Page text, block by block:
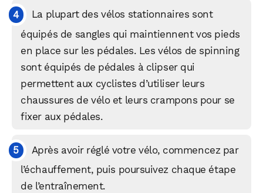
La plupart des vélos stationnaires sont
équipés de sangles qui maintiennent vos pieds
en place sur les pédales. Les vélos de spinning
sont équipés de pédales à clipser qui
permettent aux cyclistes d’utiliser leurs
chaussures de vélo et leurs crampons pour se
fixer aux pédales.
Après avoir réglé votre vélo, commencez par
l’échauffement, puis poursuivez chaque étape
de l’entraînement.
WhatsApp
Facebook X LinkedIn